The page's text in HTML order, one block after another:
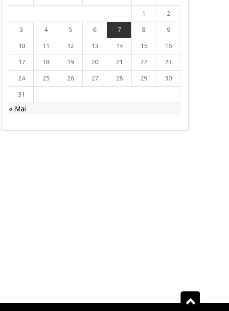
1 2
3 4 5 6 7 8 9
10 11 12 13 14 15 16
17 18 19 20 21 22 23
24 25 26 27 28 29 30
31
« Mai